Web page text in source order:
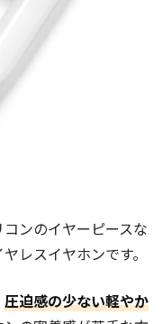
ンのイヤーピースな
レスイヤホンです。
圧迫感の少ない軽やか